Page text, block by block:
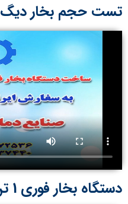
تست حجم بخار دیگ 1500
دستگاه بخار فوری 1 تن برای گلاب کاشان​